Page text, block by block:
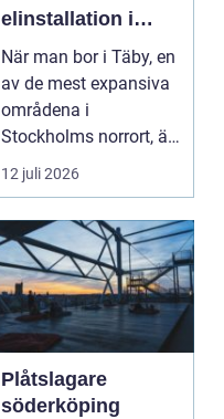
elinstallation i
norrort
När man bor i Täby, en
av de mest expansiva
områdena i
Stockholms norrort, är
b...
12 juli 2026
Plåtslagare
söderköping